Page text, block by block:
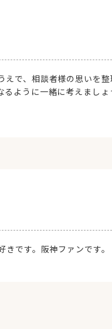
で、相談者様の思いを
ように一緒に考えまし
です。阪神ファンです。